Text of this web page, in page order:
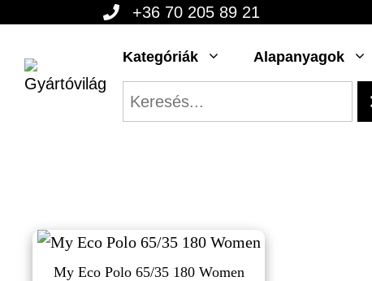
tartalomba
+36 70 205 89 21
Kategóriák Alapanyagok
My Eco Polo 65/35 180 Women